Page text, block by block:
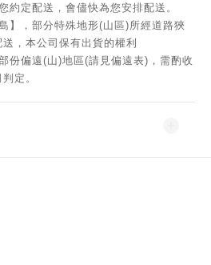
約定配送，會儘快為您安排配送。
】，部分特殊地形(山區)所經道路狹
，本公司保有出貨的權利
份偏遠(山)地區(請見偏遠表)，需酌收
定。